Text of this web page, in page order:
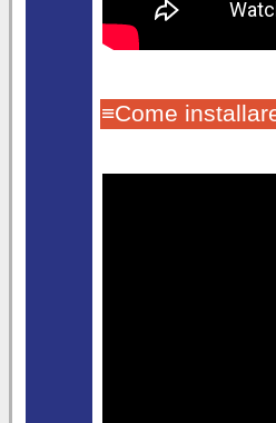
≡Come